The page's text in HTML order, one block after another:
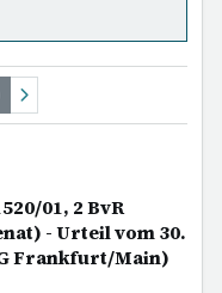
01, 2 BvR
- Urteil vom 30.
Frankfurt/Main)